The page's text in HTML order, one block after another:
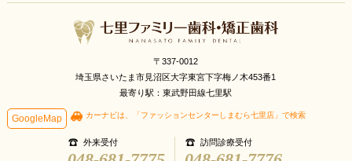
〒337-0012
埼玉県さいたま市見沼区大字東宮下字梅ノ木453番1
最寄り駅：東武野田線七里駅
GoogleMap カーナビは、「ファッションセンターしまむら七里店」で検索
外来受付 訪問診療受付